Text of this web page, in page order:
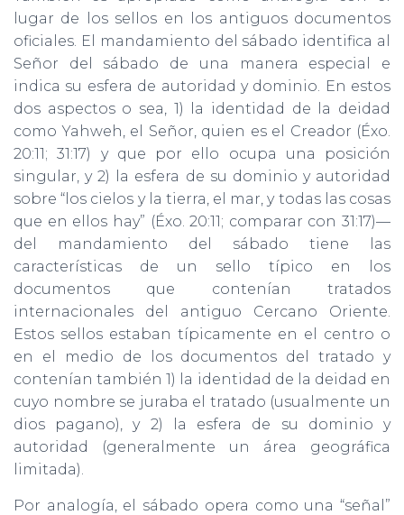
lugar de los sellos en los antiguos documentos
oficiales. El mandamiento del sábado identifica al
Señor del sábado de una manera especial e
indica su esfera de autoridad y dominio. En estos
dos aspectos o sea, 1) la identidad de la deidad
como Yahweh, el Señor, quien es el Creador (Éxo.
20:11; 31:17) y que por ello ocupa una posición
singular, y 2) la esfera de su dominio y autoridad
sobre “los cielos y la tierra, el mar, y todas las cosas
que en ellos hay” (Éxo. 20:11; comparar con 31:17)—
del mandamiento del sábado tiene las
características de un sello típico en los
documentos que contenían tratados
internacionales del antiguo Cercano Oriente.
Estos sellos estaban típicamente en el centro o
en el medio de los documentos del tratado y
contenían también 1) la identidad de la deidad en
cuyo nombre se juraba el tratado (usualmente un
dios pagano), y 2) la esfera de su dominio y
autoridad (generalmente un área geográfica
limitada).
Por analogía, el sábado opera como una “señal”